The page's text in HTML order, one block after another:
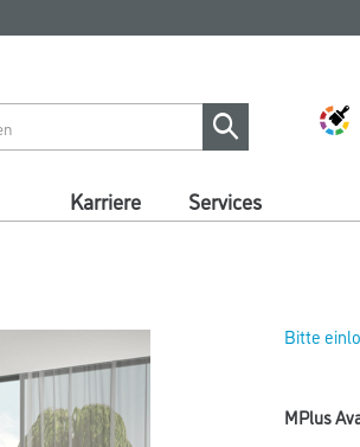
Karriere Services
Bitte
MPlus